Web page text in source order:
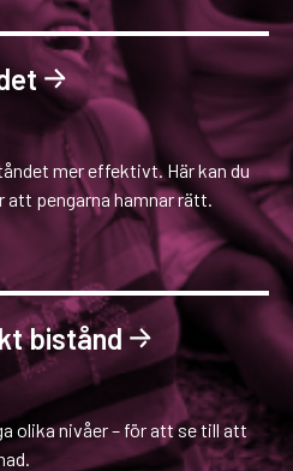
mer effektivt. Här kan du
att pengarna hamnar rätt.
bistånd
olika nivåer – för att se till att